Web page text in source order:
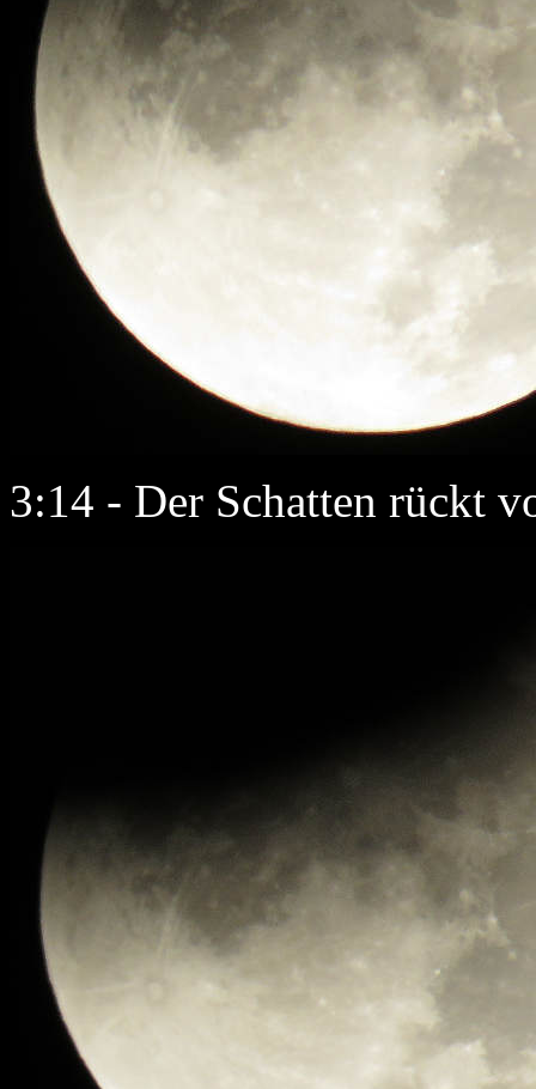
3:14 - Der Schatten rückt